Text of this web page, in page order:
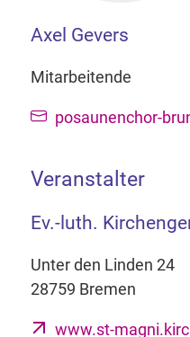
Axel Gevers
Mitarbeitende
posaunenchor-
Veranstalter
Ev.-luth.
Unter den Linden 24
28759 Bremen
www.st-